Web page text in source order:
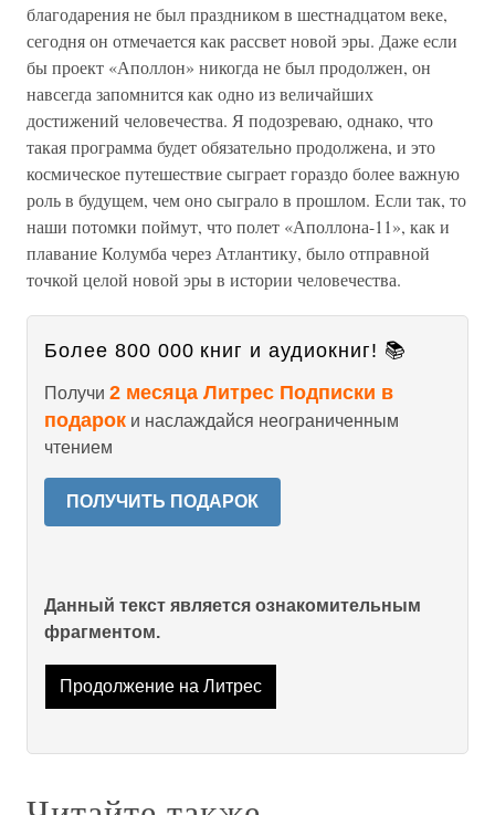
благодарения не был праздником в шестнадцатом веке,
сегодня он отмечается как рассвет новой эры. Даже если
бы проект «Аполлон» никогда не был продолжен, он
навсегда запомнится как одно из величайших
достижений человечества. Я подозреваю, однако, что
такая программа будет обязательно продолжена, и это
космическое путешествие сыграет гораздо более важную
роль в будущем, чем оно сыграло в прошлом. Если так, то
наши потомки поймут, что полет «Аполлона-11», как и
плавание Колумба через Атлантику, было отправной
точкой целой новой эры в истории человечества.
Более 800 000 книг и аудиокниг! 📚
Получи 2 месяца Литрес Подписки в
подарок и наслаждайся неограниченным
чтением
ПОЛУЧИТЬ ПОДАРОК
Данный текст является ознакомительным
фрагментом.
Продолжение на Литрес